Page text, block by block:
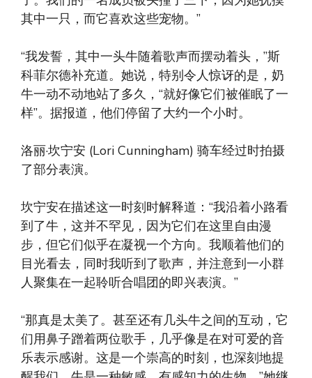
其中一只，而它喜欢这些宠物。”
“我发誓，其中一头牛随着歌声而摆动着头，”斯
科菲尔德补充道。她说，特别令人惊讶的是，奶
牛一动不动地站了多久，“就好像它们被催眠了一
样”。据报道，他们停留了大约一个小时。
洛丽·坎宁安 (Lori Cunningham) 骑车经过时拍摄
了部分表演。
坎宁安在描述这一时刻时解释道：“我沿着小路看
到了牛，这并不罕见，因为它们在这里自由漫
步，但它们似乎在凝视一个方向。我顺着他们的
目光看去，同时我听到了歌声，并注意到一小群
人聚集在一起聆听合唱团的即兴表演。”
“那真是太美了。甚至还有几头牛之间的互动，它
们用鼻子蹭着两位歌手，几乎像是在对可爱的音
乐表示感谢。这是一个崇高的时刻，也深刻地提